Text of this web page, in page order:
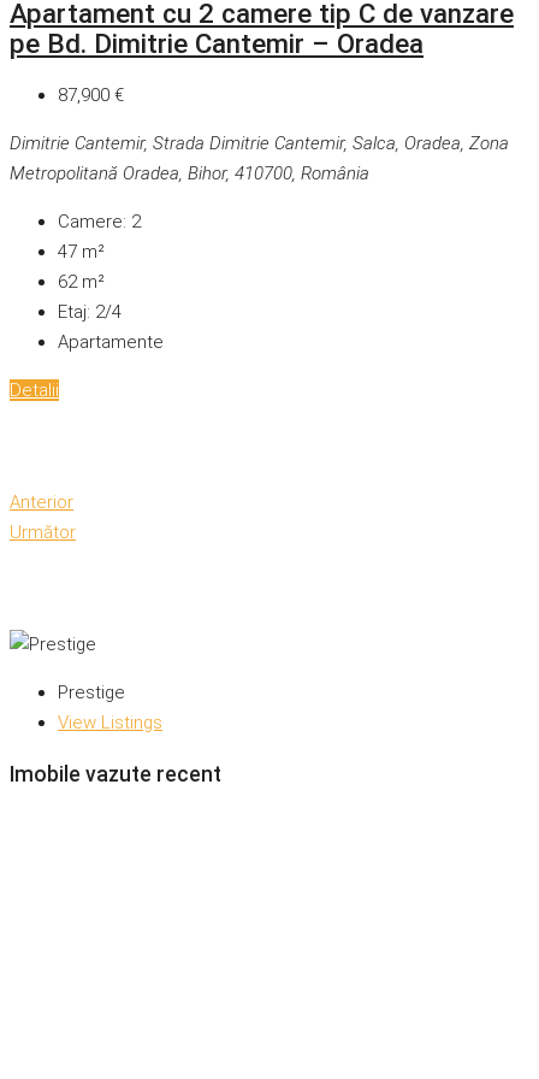
Apartament cu 2 camere tip C de vanzare
pe Bd. Dimitrie Cantemir – Oradea
87,900 €
Dimitrie Cantemir, Strada Dimitrie Cantemir, Salca, Oradea, Zona
Metropolitană Oradea, Bihor, 410700, România
Camere: 2
47 m²
62m²
Etaj: 2/4
Apartamente
Detalii
Anterior
Următor
Prestige
View Listings
Imobile vazute recent